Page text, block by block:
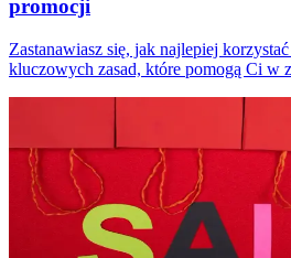
promocji
Zastanawiasz się, jak najlepiej
kluczowych zasad, które pomogą Ci w